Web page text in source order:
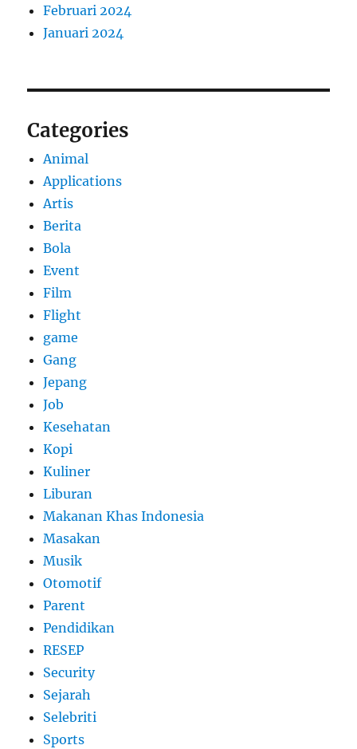
Februari 2024
Januari 2024
Categories
Animal
Applications
Artis
Berita
Bola
Event
Film
Flight
game
Gang
Jepang
Job
Kesehatan
Kopi
Kuliner
Liburan
Makanan Khas Indonesia
Masakan
Musik
Otomotif
Parent
Pendidikan
RESEP
Security
Sejarah
Selebriti
Sports